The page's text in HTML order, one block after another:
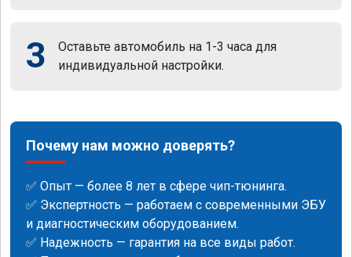
3
Оставьте автомобиль на 1-3 часа для
индивидуальной настройки.
Почему нам можно доверять?
✅ Опыт — более 8 лет в сфере чип-тюнинга.
✅ Экспертность — работаем с современными ЭБУ
и диагностическим оборудованием.
✅ Надежность — гарантия на все виды работ.